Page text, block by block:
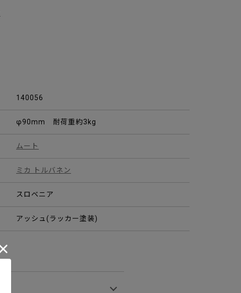
140056
φ90mm 耐荷重約3kg
ムート
ミカ トルバネン
スロベニア
アッシュ(ラッカー塗装)